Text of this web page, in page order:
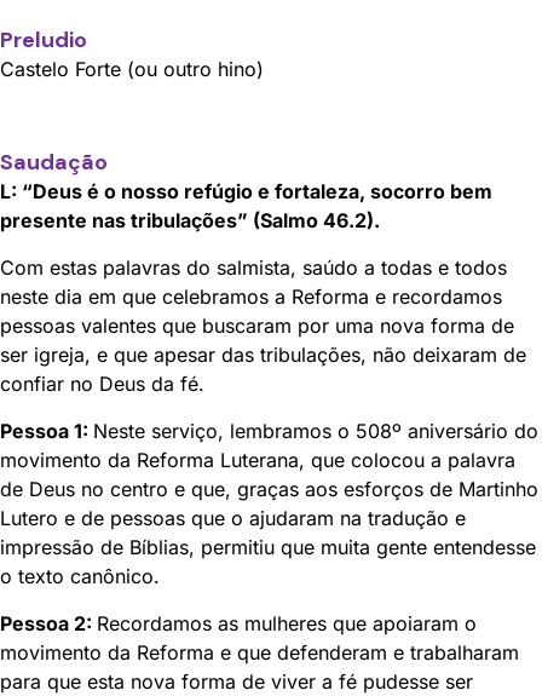
Preludio
Castelo Forte (ou outro hino)
Saudação
L: “Deus é o nosso refúgio e fortaleza, socorro bem
presente nas tribulações” (Salmo 46.2).
Com estas palavras do salmista, saúdo a todas e todos
neste dia em que celebramos a Reforma e recordamos
pessoas valentes que buscaram por uma nova forma de
ser igreja, e que apesar das tribulações, não deixaram de
confiar no Deus da fé.
Pessoa 1: Neste serviço, lembramos o 508º aniversário do
movimento da Reforma Luterana, que colocou a palavra
de Deus no centro e que, graças aos esforços de Martinho
Lutero e de pessoas que o ajudaram na tradução e
impressão de Bíblias, permitiu que muita gente entendesse
o texto canônico.
Pessoa 2: Recordamos as mulheres que apoiaram o
movimento da Reforma e que defenderam e trabalharam
para que esta nova forma de viver a fé pudesse ser